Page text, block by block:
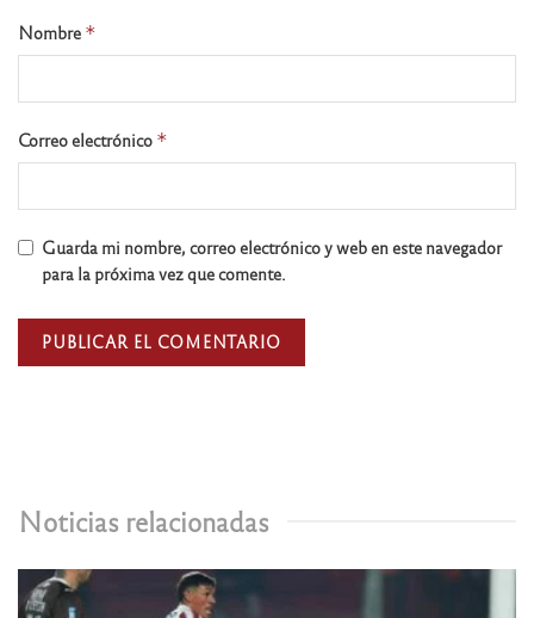
Noticias relacionadas
Nombre *
Correo electrónico *
Guarda mi nombre, correo electrónico y web en este navegador
para la próxima vez que comente.